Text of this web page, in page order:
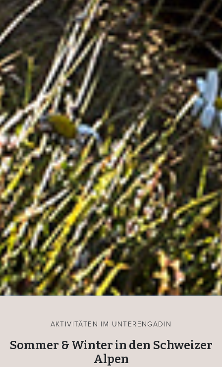
AKTIVITÄTEN IM UNTERENGADIN
Sommer & Winter in den Schweizer
Alpen